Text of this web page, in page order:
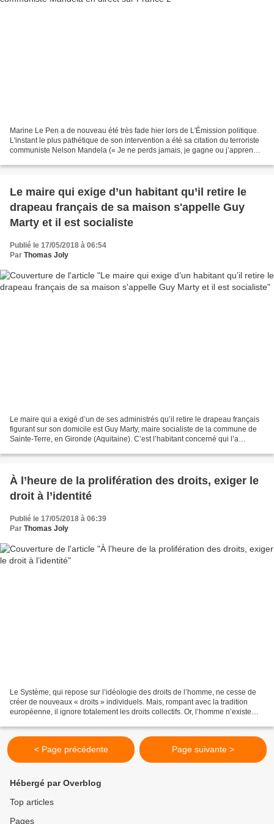
Marine Le Pen a de nouveau été très fade hier lors de L'Émission politique.
L'instant le plus pathétique de son intervention a été sa citation du terroriste
communiste Nelson Mandela (« Je ne perds jamais, je gagne ou j’apprends
Le maire qui exige d’un habitant qu’il retire le
drapeau français de sa maison s'appelle Guy
Marty et il est socialiste
Publié le 17/05/2018 à 06:54
Par Thomas Joly
Le maire qui a exigé d’un de ses administrés qu’il retire le drapeau français
figurant sur son domicile est Guy Marty, maire socialiste de la commune de
Sainte-Terre, en Gironde (Aquitaine). C’est l’habitant concerné qui l’a
À l’heure de la prolifération des droits, exiger le
droit à l’identité
Publié le 17/05/2018 à 06:39
Par Thomas Joly
Le Système, qui repose sur l’idéologie des droits de l’homme, ne cesse de
créer de nouveaux « droits » individuels. Mais, rompant avec la tradition
européenne, il ignore totalement les droits collectifs. Or, l’homme n’existe
< Page précédente Page suivante >
Hébergé par Overblog
Top articles
Pages